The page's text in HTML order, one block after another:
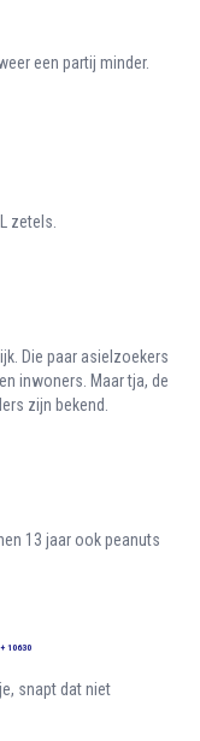
een partij minder.
zetels.
Die paar asielzoekers
inwoners. Maar tja, de
zijn bekend.
13 jaar ook peanuts
+ 10630
snapt dat niet